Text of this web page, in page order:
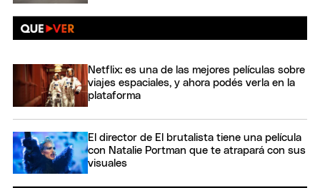
Netflix: es una de las mejores películas sobre
viajes espaciales, y ahora podés verla en la
plataforma
El director de El brutalista tiene una película
con Natalie Portman que te atrapará con sus
visuales